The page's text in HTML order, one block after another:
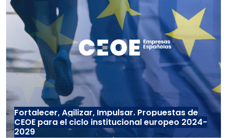
Fortalecer, Agilizar, Impulsar. Propuestas de
CEOE para el ciclo institucional europeo 2024-
2029